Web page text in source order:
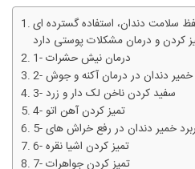
سلامت دندان، استفاده گسترده ای
1- درمان نیش حشرات
خمیر دندان در درمان آکنه و جوش
3- سفید کردن ناخن لک دار و زرد
4- تمیز کردن آهن اتو
6- تمیز کردن اشیا نقره
7- تمیز کردن جواهرات